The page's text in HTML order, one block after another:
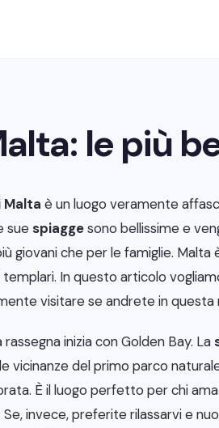
le più
Malta è un luogo veramente
suespiaggesono bellissime e
giovani che per le famiglie.
templari. In questo articolo
visitare se andrete in questa
rassegna inizia con Golden Bay. La
vicinanze del primo parco
È il luogo perfetto per chi
invece, preferite rilassarvi e